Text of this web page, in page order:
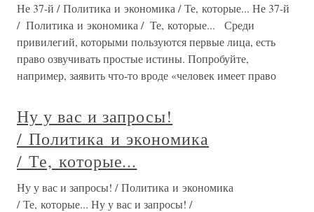
Не 37-й / Политика и экономика / Те, которые... Не 37-й
/ Политика и экономика / Те, которые... Среди
привилегий, которыми пользуются первые лица, есть
право озвучивать простые истины. Попробуйте,
например, заявить что-то вроде «человек имеет право
Ну у вас и запросы!
/ Политика и экономика
/ Те, которые...
Ну у вас и запросы! / Политика и экономика
/ Те, которые... Ну у вас и запросы! /